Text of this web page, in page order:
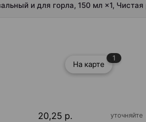
и для горла, 150 мл ×1,
На карте
1
20,25 р. уточняйте